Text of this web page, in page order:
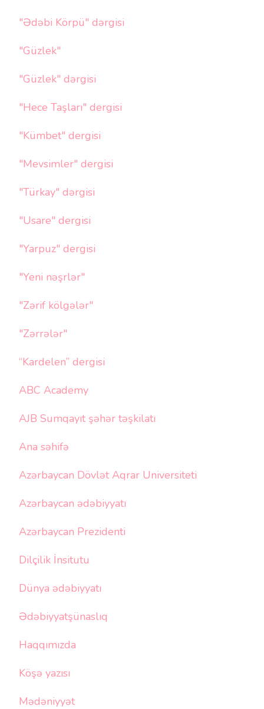
"Ədəbi Körpü" dərgisi
"Güzlek"
"Güzlek" dərgisi
"Hece Taşları" dergisi
"Kümbet" dergisi
"Mevsimler" dergisi
"Türkay" dərgisi
"Usare" dergisi
"Yarpuz" dergisi
"Yeni nəşrlər"
"Zərif kölgələr"
"Zərrələr"
“Kardelen” dergisi
ABC Academy
AJB Sumqayıt şəhər təşkilatı
Ana səhifə
Azərbaycan Dövlət Aqrar Universiteti
Azərbaycan ədəbiyyatı
Azərbaycan Prezidenti
Dilçilik İnsitutu
Dünya ədəbiyyatı
Ədəbiyyatşünaslıq
Haqqımızda
Köşə yazısı
Mədəniyyət